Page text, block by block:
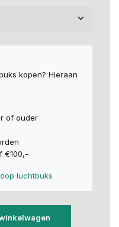
kopen? Hieraan
of ouder
€100,-
luchtbuks